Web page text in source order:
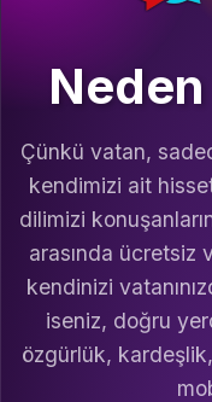
Çünkü vatan,
kendimizi ait
dilimizi
arasında ücretsiz
kendinizi
iseniz, doğru
özgürlük,